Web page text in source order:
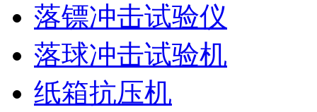
落镖冲击试验仪
落球冲击试验机
纸箱抗压机